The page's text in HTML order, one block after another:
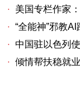
·
美国专栏作家：“神韵”
· “全能神”邪教
· 中国驻以色列使馆
· 倾情帮扶稳就业